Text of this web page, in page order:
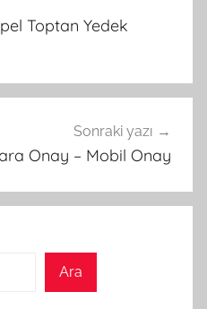
Toptan Yedek
Sonraki yazı
Onay – Mobil Onay
Ara